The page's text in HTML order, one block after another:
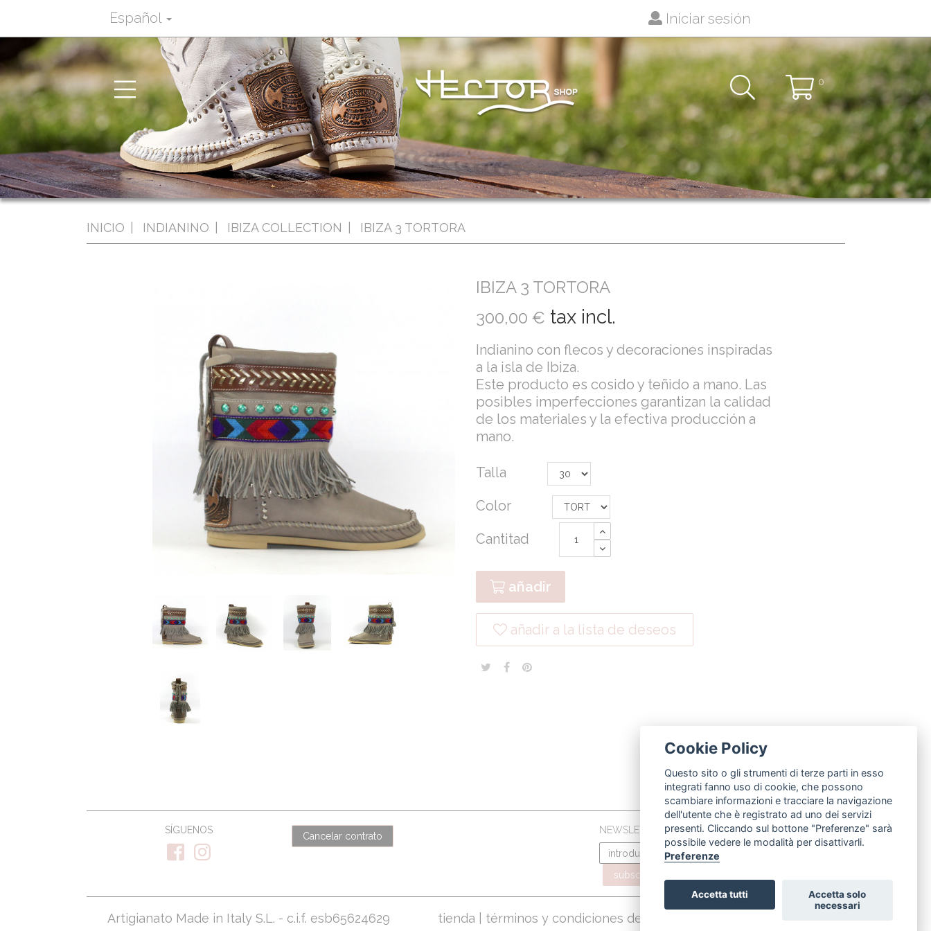
Iniciar sesión
Español
Toggle
navigation
0
INICIO INDIANINO IBIZA COLLECTION IBIZA 3 TORTORA
IBIZA 3 TORTORA
300,00 € tax incl.
Indianino con flecos y decoraciones inspiradas
a la isla de Ibiza.
Este producto es cosido y teñido a mano. Las
posibles imperfecciones garantizan la calidad
de los materiales y la efectiva producción a
mano.
Talla
Color
Cantitad
añadir
añadir a la lista de deseos
NEWSLETTER
subscríbete
SÍGUENOS
Cancelar contrato
Artigianato Made in Italy S.L. - c.i.f. esb65624629 tienda términos y condiciones de venta
Cookie Policy
Questo sito o gli strumenti di terze parti in esso
integrati fanno uso di cookie, che possono
scambiare informazioni e tracciare la navigazione
dell'utente che è registrato ad uno dei servizi
presenti. Cliccando sul bottone "Preferenze" sarà
possibile vedere le modalità per disattivarli.
Preferenze
Accetta tutti
Accetta solo
necessari